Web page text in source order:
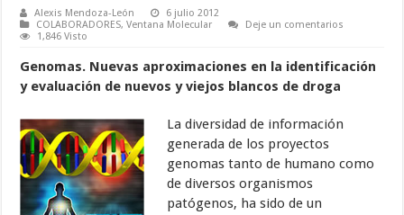
Alexis Mendoza-León
6 julio 2012
COLABORADORES,Ventana Molecular
Deje un comentarios
1,846 Visto
Genomas. Nuevas aproximaciones en la identificación
y evaluación de nuevos y viejos blancos de droga
La diversidad de información
generada de los proyectos
genomas tanto de humano como
de diversos organismos
patógenos, ha sido de un